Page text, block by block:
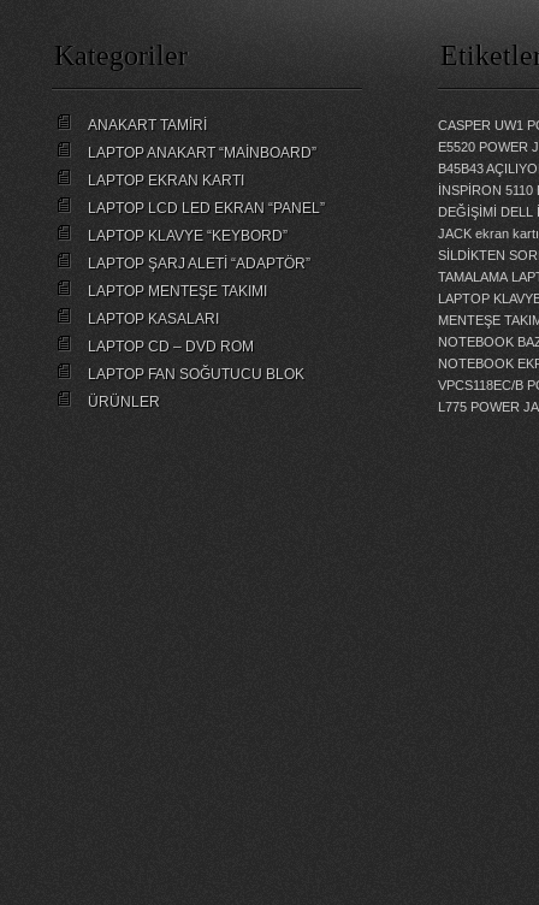
Kategoriler
ANAKART TAMİRİ
LAPTOP ANAKART “MAİNBOARD”
LAPTOP EKRAN KARTI
LAPTOP LCD LED EKRAN “PANEL”
LAPTOP KLAVYE “KEYBORD”
LAPTOP ŞARJ ALETİ “ADAPTÖR”
LAPTOP MENTEŞE TAKIMI
LAPTOP KASALARI
LAPTOP CD – DVD ROM
LAPTOP FAN SOĞUTUCU BLOK
ÜRÜNLER
CASPER UW1
E5520 POWER
B45B43
İNSPİRON
DEĞİŞİMİ
DELL
JACK ekran
SİLDİKTEN
TAMALAMA
LAPTOP
MENTEŞE
NOTEBOOK
NOTEBOOK
VPCS118EC/B
L775 POWER